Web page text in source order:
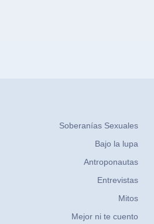
Soberanías Sexuales
Bajo la lupa
Antroponautas
Entrevistas
Mitos
Mejor ni te cuento